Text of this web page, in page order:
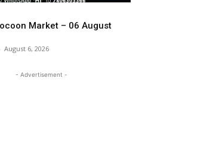
Market – 06 August
- August 6, 2026
- Advertisement -